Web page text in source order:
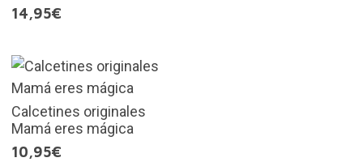
14,95€
Calcetines originales
Mamá eres mágica
10,95€